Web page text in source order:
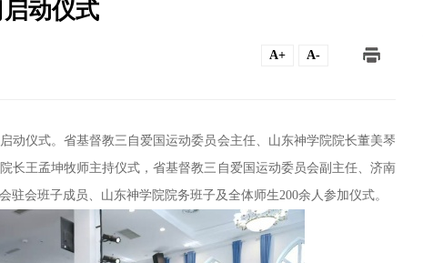
动仪式
A+ A-
动仪式。省基督教三自爱国运动委员会主任、山东神学院院长董美琴
长王孟坤牧师主持仪式，省基督教三自爱国运动委员会副主任、济南
会班子成员、山东神学院院务班子及全体师生200余人参加仪式。